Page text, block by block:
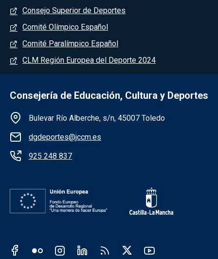
Consejo Superior de Deportes
Comité Olímpico Español
Comité Paralímpico Español
CLM Región Europea del Deporte 2024
Consejería de Educación, Cultura y Deportes
Información de la institución
Bulevar Río Alberche, s/n, 45007 Toledo
dgdeportes@jccm.es
925 248 837
Redes sociales JCCM